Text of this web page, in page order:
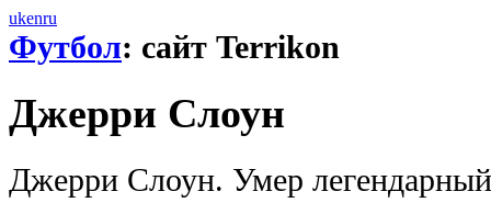
ukenru
Футбол: сайт Terrikon
Джерри Слоун
Джерри Слоун. Умер